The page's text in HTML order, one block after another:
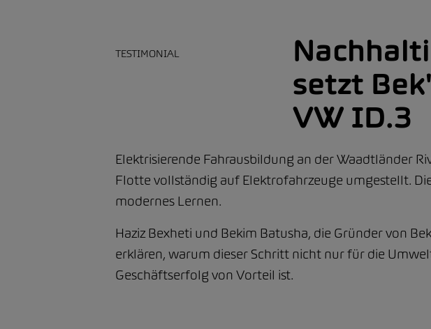
TESTIMONIAL
setzt
VW ID.3
Elektrisierende Fahrausbildung an der Waadtländer
Flotte vollständig auf Elektrofahrzeuge umgestellt.
modernes Lernen.
Haziz Bexheti und Bekim Batusha, die Gründer von
erklären, warum dieser Schritt nicht nur für die
Geschäftserfolg von Vorteil ist.